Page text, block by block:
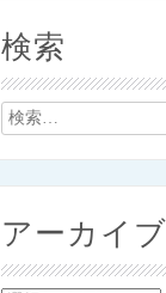
検索
検
索:
アーカイブ